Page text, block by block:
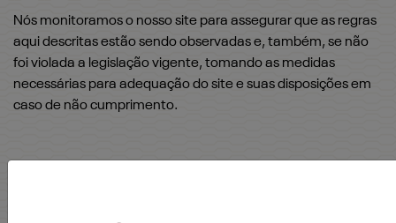
Nós monitoramos o nosso site para assegurar que as regras
aqui descritas estão sendo observadas e, também, se não
foi violada a legislação vigente, tomando as medidas
necessárias para adequação do site e suas disposições em
caso de não cumprimento.